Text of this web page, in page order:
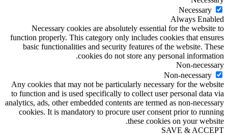
Necessary
Always Enabled
Necessary cookies are absolutely essential for the website to
function properly. This category only includes cookies that ensures
basic functionalities and security features of the website. These
cookies do not store any personal information.
Non-necessary
Non-necessary
Any cookies that may not be particularly necessary for the website
to function and is used specifically to collect user personal data via
analytics, ads, other embedded contents are termed as non-necessary
cookies. It is mandatory to procure user consent prior to running
these cookies on your website.
SAVE & ACCEPT